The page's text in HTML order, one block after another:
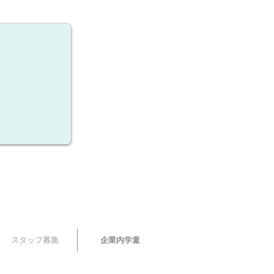
スタッフ募集 企業内学童